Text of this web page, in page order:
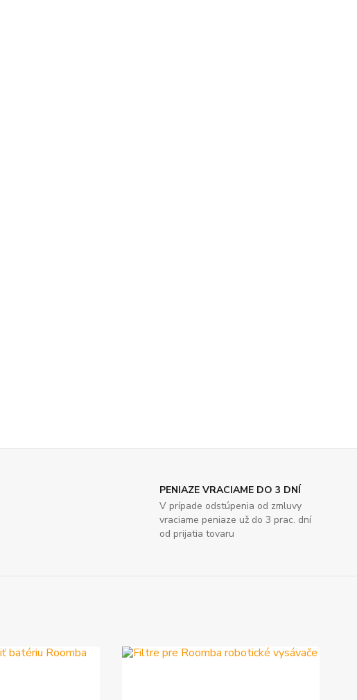
PENIAZE VRACIAME DO 3 DNÍ
V prípade odstúpenia od zmluvy
vraciame peniaze už do 3 prac. dní
od prijatia tovaru